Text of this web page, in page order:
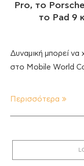
Pro, το
το Pad 9
Δυναμική μπορεί να
στο Mobile World
Περισσότερα